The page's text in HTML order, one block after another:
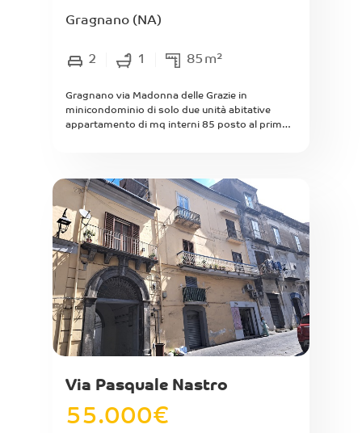
Gragnano (NA)
2 1 85 m²
Gragnano via Madonna delle Grazie in
minicondominio di solo due unità abitative
appartamento di mq interni 85 posto al primo
idromassaggio, 2 camere da letto con balcone
su strada. Buono Stato interno completa la
proprietà sottotetto sovrastante all'abitazione
di mq interni 85 e terrazzo di mq 30 con
accesso dal vano scala condominiale allo stato
grezzo con altezza interna 2.20 m. Si precisa
che per il solo sottotetto è stato edificato con
istanza di condono 47/85.
Via Pasquale Nastro
55.000€